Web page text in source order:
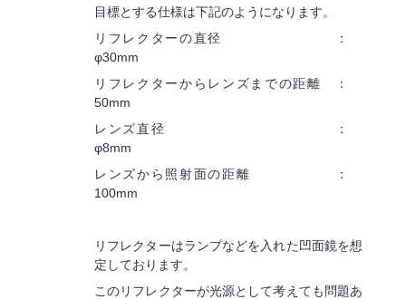
目標とする仕様は下記のようになります。
リフレクターの直径 ：
φ30mm
リフレクターからレンズまでの距離 ：
50mm
レンズ直径 ：
φ8mm
レンズから照射面の距離 ：
100mm
リフレクターはランプなどを入れた凹面鏡を想
定しております。
このリフレクターが光源として考えても問題あ